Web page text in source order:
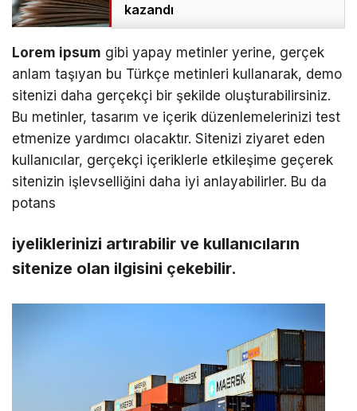
kazandı
Lorem ipsum gibi yapay metinler yerine, gerçek
anlam taşıyan bu Türkçe metinleri kullanarak, demo
sitenizi daha gerçekçi bir şekilde oluşturabilirsiniz.
Bu metinler, tasarım ve içerik düzenlemelerinizi test
etmenize yardımcı olacaktır. Sitenizi ziyaret eden
kullanıcılar, gerçekçi içeriklerle etkileşime geçerek
sitenizin işlevselliğini daha iyi anlayabilirler. Bu da
potans
iyeliklerinizi artırabilir ve kullanıcıların
sitenize olan ilgisini çekebilir.